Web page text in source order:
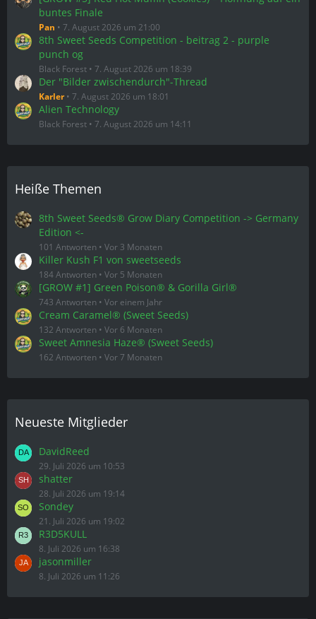
buntes Finale
Pan 7. August 2026 um 21:00
8th Sweet Seeds Competition - beitrag 2 - purple
punch og
Black Forest 7. August 2026 um 18:39
Der "Bilder zwischendurch"-Thread
Karler 7. August 2026 um 18:01
Alien Technology
Black Forest 7. August 2026 um 14:11
Heiße Themen
8th Sweet Seeds® Grow Diary Competition -> Germany
Edition <-
101 Antworten Vor 3 Monaten
Killer Kush F1 von sweetseeds
184 Antworten Vor 5 Monaten
[GROW #1] Green Poison® & Gorilla Girl®
743 Antworten Vor einem Jahr
Cream Caramel® (Sweet Seeds)
132 Antworten Vor 6 Monaten
Sweet Amnesia Haze® (Sweet Seeds)
162 Antworten Vor 7 Monaten
Neueste Mitglieder
DavidReed
29. Juli 2026 um 10:53
shatter
28. Juli 2026 um 19:14
Sondey
21. Juli 2026 um 19:02
R3D5KULL
8. Juli 2026 um 16:38
jasonmiller
8. Juli 2026 um 11:26